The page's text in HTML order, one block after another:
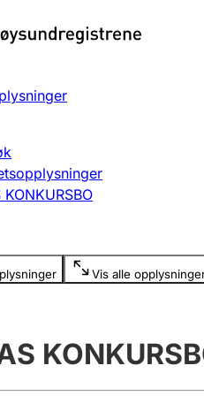
slette
Vis alle
skjult